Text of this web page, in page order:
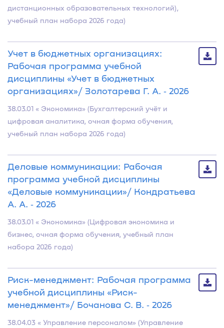
дистанционных образовательных технологий),
учебный план набора 2026 года)
Учет в бюджетных организациях:
Рабочая программа учебной
дисциплины «Учет в бюджетных
организациях»/ Золотарева Г. А. ‐ 2026
38.03.01 « Экономика» (Бухгалтерский учёт и
цифровая аналитика, очная форма обучения,
учебный план набора 2026 года)
Деловые коммуникации: Рабочая
программа учебной дисциплины
«Деловые коммуникации»/ Кондратьева
А. А. ‐ 2026
38.03.01 « Экономика» (Цифровая экономика и
бизнес, очная форма обучения, учебный план
набора 2026 года)
Риск-менеджмент: Рабочая программа
учебной дисциплины «Риск-
менеджмент»/ Бочанова С. В. ‐ 2026
38.04.03 « Управление персоналом» (Управление